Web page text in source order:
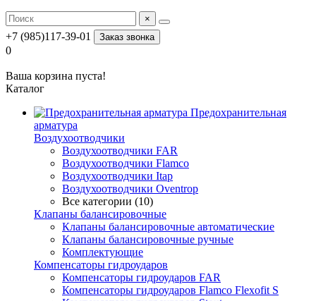
×
+7 (985)117-39-01 Заказ звонка
0
Ваша корзина пуста!
Каталог
Предохранительная
арматура
Воздухоотводчики
Воздухоотводчики FAR
Воздухоотводчики Flamco
Воздухоотводчики Itap
Воздухоотводчики Oventrop
Все категории (10)
Клапаны балансировочные
Клапаны балансировочные автоматические
Клапаны балансировочные ручные
Комплектующие
Компенсаторы гидроударов
Компенсаторы гидроударов FAR
Компенсаторы гидроударов Flamco Flexofit S